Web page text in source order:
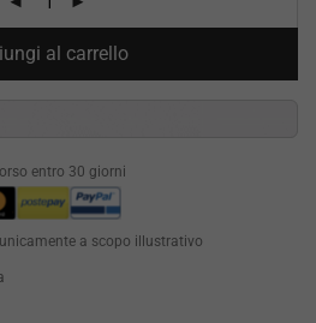
al carrello
entro 30 giorni
a scopo illustrativo